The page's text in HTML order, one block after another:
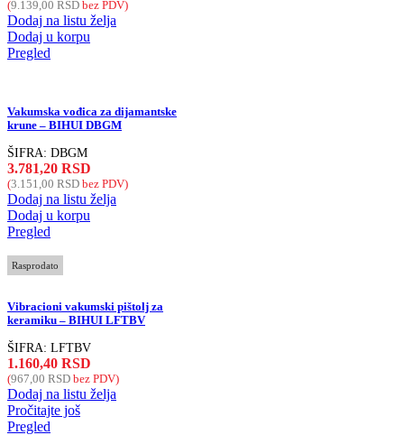
(9.139,00 RSD bez PDV)
Dodaj na listu želja
Dodaj u korpu
Pregled
Vakumska vođica za dijamantske
krune – BIHUI DBGM
ŠIFRA: DBGM
3.781,20 RSD
(3.151,00 RSD bez PDV)
Dodaj na listu želja
Dodaj u korpu
Pregled
Rasprodato
Vibracioni vakumski pištolj za
keramiku – BIHUI LFTBV
ŠIFRA: LFTBV
1.160,40 RSD
(967,00 RSD bez PDV)
Dodaj na listu želja
Pročitajte još
Pregled